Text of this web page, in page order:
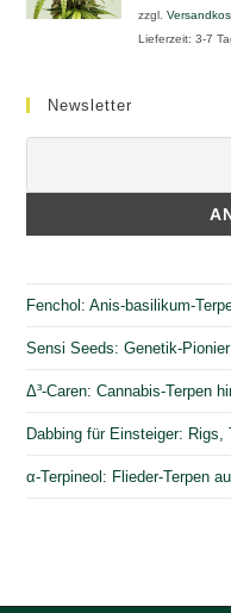
zzgl.
Lieferzeit:3-7
Newsletter
Fenchol: Anis-basilikum-
Sensi Seeds: Genetik-
Δ³-Caren: Cannabis-Terpen
Dabbing für Einsteiger: Rigs,
α-Terpineol: Flieder-Terpen